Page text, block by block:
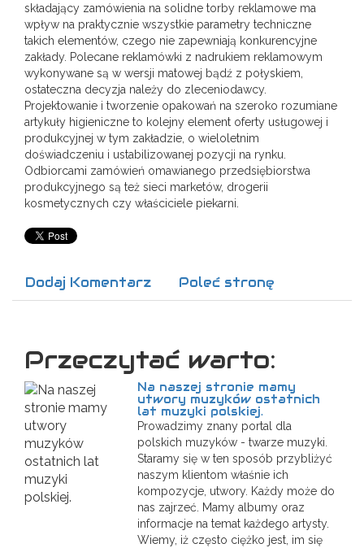
składający zamówienia na solidne torby reklamowe ma
wpływ na praktycznie wszystkie parametry techniczne
takich elementów, czego nie zapewniają konkurencyjne
zakłady. Polecane reklamówki z nadrukiem reklamowym
wykonywane są w wersji matowej bądź z połyskiem,
ostateczna decyzja należy do zleceniodawcy.
Projektowanie i tworzenie opakowań na szeroko rozumiane
artykuły higieniczne to kolejny element oferty usługowej i
produkcyjnej w tym zakładzie, o wieloletnim
doświadczeniu i ustabilizowanej pozycji na rynku.
Odbiorcami zamówień omawianego przedsiębiorstwa
produkcyjnego są też sieci marketów, drogerii
kosmetycznych czy właściciele piekarni.
Dodaj Komentarz Poleć stronę
Przeczytać warto:
Na naszej stronie mamy
utwory muzyków ostatnich
lat muzyki polskiej.
Prowadzimy znany portal dla
polskich muzyków - twarze muzyki.
Staramy się w ten sposób przybliżyć
naszym klientom właśnie ich
kompozycje, utwory. Każdy może do
nas zajrzeć. Mamy albumy oraz
informacje na temat każdego artysty.
Wiemy, iż często ciężko jest, im się